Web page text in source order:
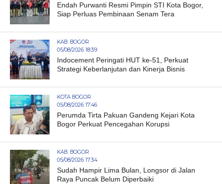
Endah Purwanti Resmi Pimpin STI Kota Bogor,
Siap Perluas Pembinaan Senam Tera
KAB. BOGOR
05/08/2026 18:39
Indocement Peringati HUT ke-51, Perkuat
Strategi Keberlanjutan dan Kinerja Bisnis
KOTA BOGOR
05/08/2026 17:46
Perumda Tirta Pakuan Gandeng Kejari Kota
Bogor Perkuat Pencegahan Korupsi
KAB. BOGOR
05/08/2026 17:34
Sudah Hampir Lima Bulan, Longsor di Jalan
Raya Puncak Belum Diperbaiki